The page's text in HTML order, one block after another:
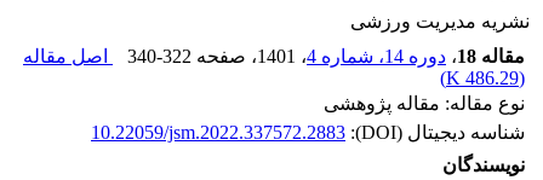
نشریه مدیریت ورزشی
مقاله 18
، دوره 14، شماره 4 ، 1401 ، صفحه 340-322
اصل مقاله
(
486.29 K
)
نوع مقاله: مقاله پژوهشی
شناسه دیجیتال (DOI):
10.22059/jsm.2022.337572.2883
نویسندگان